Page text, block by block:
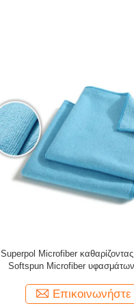
Superpol Microfiber
Softspun Microfiber
Επικοινωνήστε